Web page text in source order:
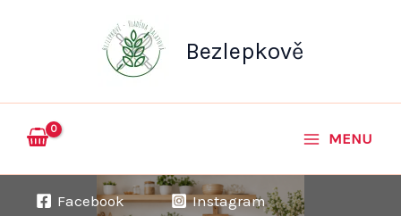
Bezlepkově
MENU
Facebook Instagram